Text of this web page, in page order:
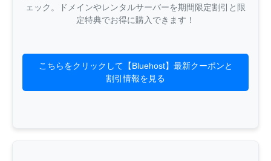
ェック。ドメインやレンタルサーバーを期間限定割引と限
定特典でお得に購入できます！
こちらをクリックして【Bluehost】最新クーポンと
割引情報を見る